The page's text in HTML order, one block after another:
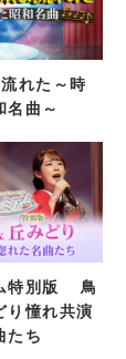
れた～時
名曲～
特別版 鳥
り憧れ共演
たち